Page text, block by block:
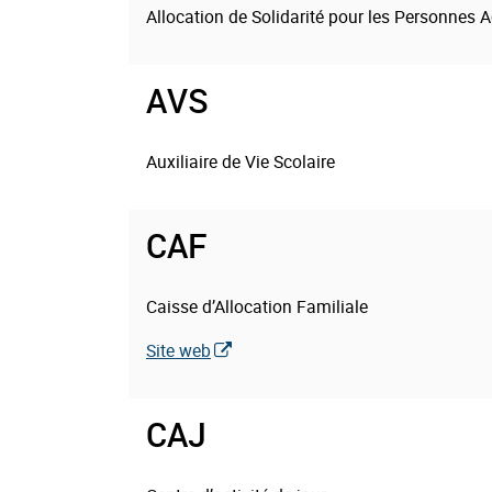
:Allocation de Solidarité pour les Personnes
AVS
:Auxiliaire de Vie Scolaire
CAF
:Caisse d’Allocation Familiale
Site web
CAJ